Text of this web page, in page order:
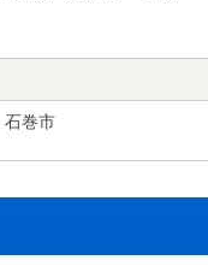
石巻市